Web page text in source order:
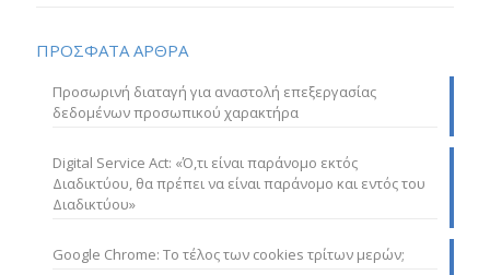
ΠΡΟΣΦΑΤΑ ΑΡΘΡΑ
Προσωρινή διαταγή για αναστολή επεξεργασίας
δεδομένων προσωπικού χαρακτήρα
Digital Service Act: «Ό,τι είναι παράνομο εκτός
Διαδικτύου, θα πρέπει να είναι παράνομο και εντός του
Διαδικτύου»
Google Chrome: Το τέλος των cookies τρίτων μερών;